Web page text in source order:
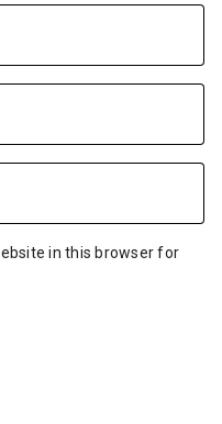
in this browser for